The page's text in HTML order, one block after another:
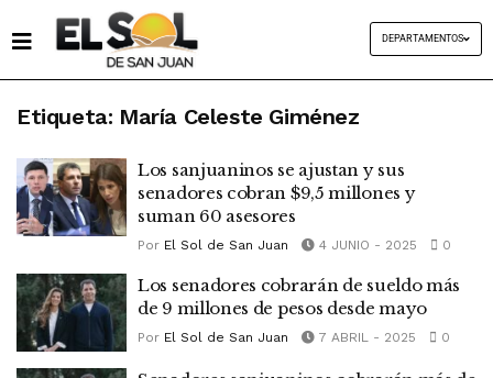
DEPARTAMENTOS
Etiqueta: María Celeste Giménez
Los sanjuaninos se ajustan y sus
senadores cobran $9,5 millones y
suman 60 asesores
Por El Sol de San Juan 4 JUNIO - 2025 0
Los senadores cobrarán de sueldo más
de 9 millones de pesos desde mayo
Por El Sol de San Juan 7 ABRIL - 2025 0